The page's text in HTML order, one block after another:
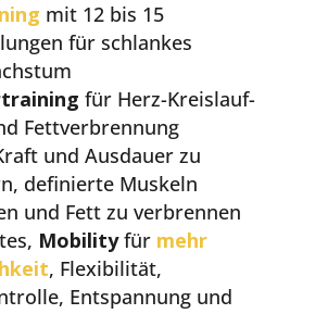
mit 12 bis 15
für schlankes
für Herz-Kreislauf-
Fettverbrennung
und Ausdauer zu
definierte Muskeln
und Fett zu verbrennen
Mobilityfür mehr
, Flexibilität,
Entspannung und